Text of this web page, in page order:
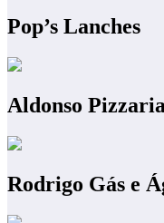
Pop’s Lanches
Aldonso
Rodrigo Gás e